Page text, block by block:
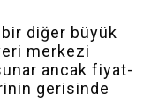
diğer büyük
merkezi
ancak fiyat-
gerisinde